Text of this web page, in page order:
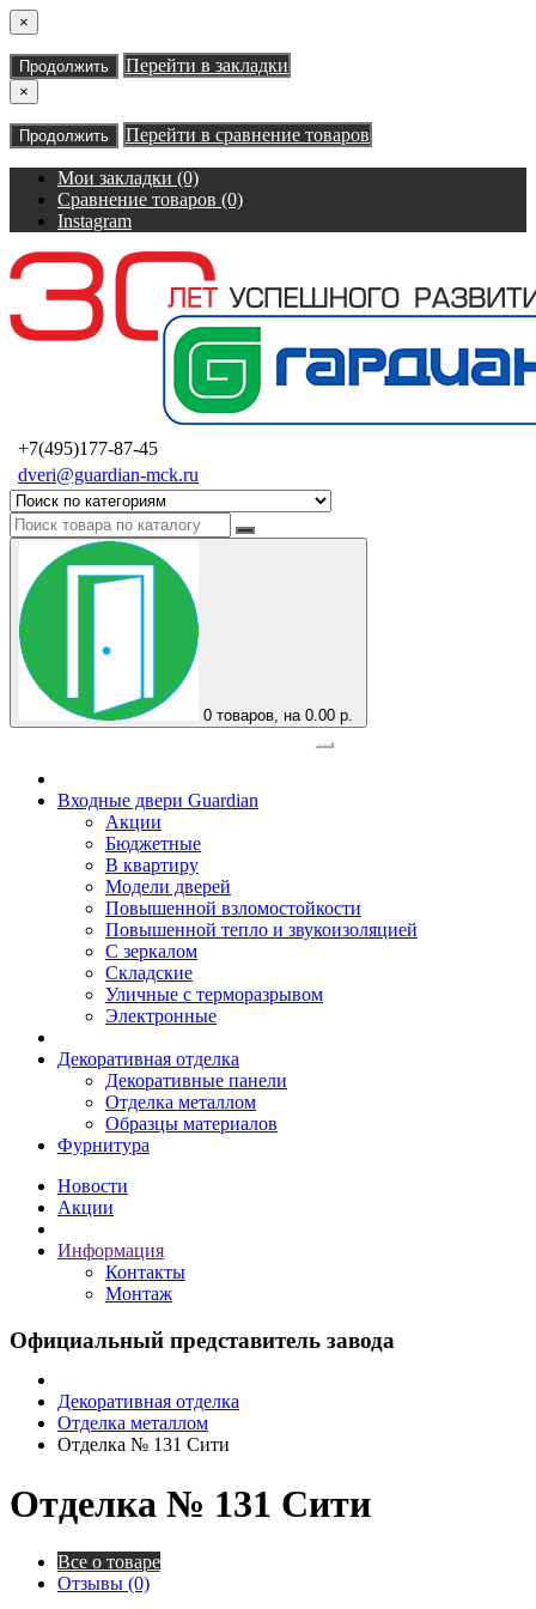
×
Продолжить Перейти в закладки
×
Продолжить Перейти в сравнение товаров
Мои закладки (0)
Сравнение товаров (0)
Instagram
+7(495)177-87-45
dveri@guardian-mck.ru
0 товаров, на 0.00 р.
Входные двери Guardian
Акции
Бюджетные
В квартиру
Модели дверей
Повышенной взломостойкости
Повышенной тепло и звукоизоляцией
С зеркалом
Складские
Уличные с терморазрывом
Электронные
Декоративная отделка
Декоративные панели
Отделка металлом
Образцы материалов
Фурнитура
Новости
Акции
Информация
Контакты
Монтаж
Официальный представитель завода
Декоративная отделка
Отделка металлом
Отделка № 131 Сити
Отделка № 131 Сити
Все о товаре
Отзывы (0)